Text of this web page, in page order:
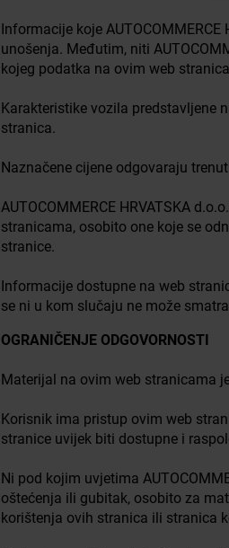
Informacije koje
unošenja. Međutim, niti
kojeg podatka na ovim web
Karakteristike vozila predstavljene
stranica.
Naznačene cijene odgovaraju
AUTOCOMMERCE HRVATSKA
stranicama, osobito one koje se
stranice.
Informacije dostupne na web
se ni u kom slučaju ne može
OGRANIČENJE ODGOVORNOSTI
Materijal na ovim web stranicama
Korisnik ima pristup ovim web
stranice uvijek biti dostupne i
Ni pod kojim uvjetima
oštećenja ili gubitak, osobito za
korištenja ovih stranica ili stranica